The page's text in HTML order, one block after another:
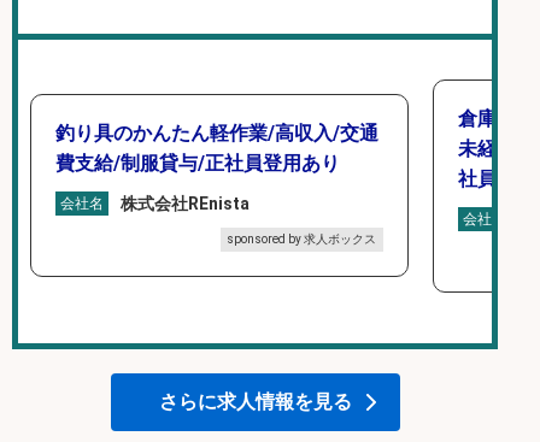
釣り具のかんたん軽作業/高収入/交通
費支給/制服貸与/正社員登用あり
会社名 株式会社REnista
sponsored by 求人ボックス
倉庫で
未経験
社員登用
会社名
さらに求人情報を見る